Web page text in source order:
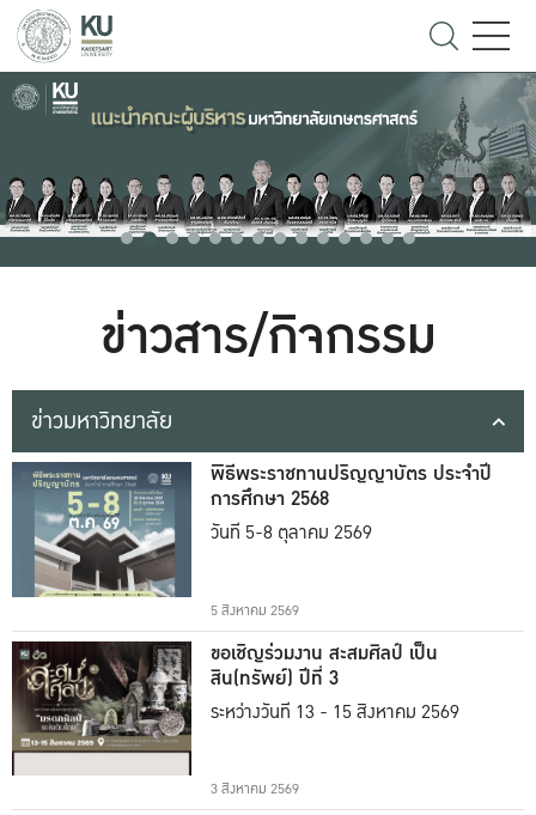
ข่าวสาร/กิจกรรม
ข่าวมหาวิทยาลัย
พิธีพระราชทานปริญญาบัตร ประจำปี
การศึกษา 2568
วันที่ 5-8 ตุลาคม 2569
5 สิงหาคม 2569
ขอเชิญร่วมงาน สะสมศิลป์ เป็น
สิน(ทรัพย์) ปีที่ 3
ระหว่างวันที่ 13 - 15 สิงหาคม 2569
3 สิงหาคม 2569